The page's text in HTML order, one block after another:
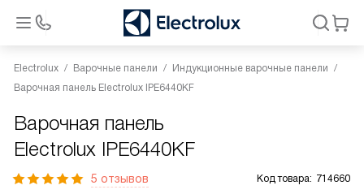
Electrolux Варочные панели
Индукционные варочные панели
Варочная панель Electrolux IPE6440KF
Варочная панель
Electrolux IPE6440KF
5 отзывов Код товара: 714660